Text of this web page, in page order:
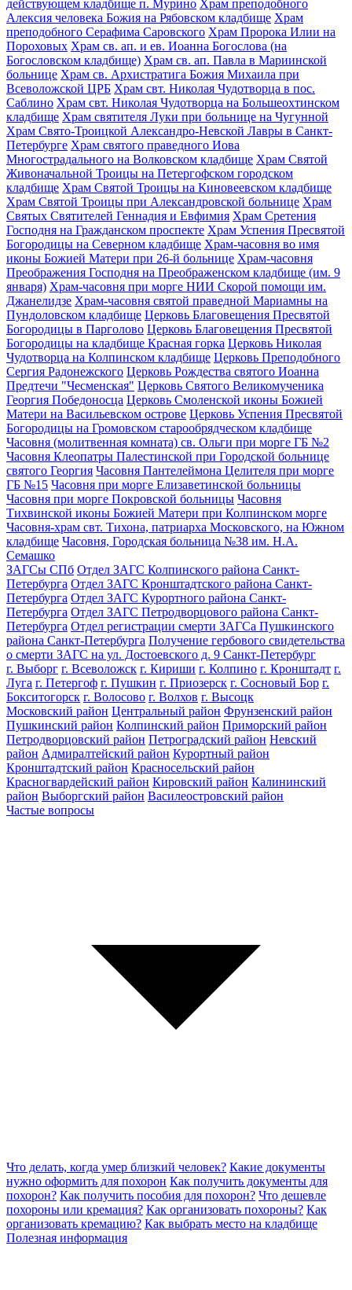
действующем кладбище п. Мурино Храм преподобного
Алексия человека Божия на Рябовском кладбище Храм
преподобного Серафима Саровского Храм Пророка Илии на
Пороховых Храм св. ап. и ев. Иоанна Богослова (на
Богословском кладбище) Храм св. ап. Павла в Мариинской
больнице Храм св. Архистратига Божия Михаила при
Всеволожской ЦРБ Храм свт. Николая Чудотворца в пос.
Саблино Храм свт. Николая Чудотворца на Большеохтинском
кладбище Храм святителя Луки при больнице на Чугунной
Храм Свято-Троицкой Александро-Невской Лавры в Санкт-
Петербурге Храм святого праведного Иова
Многострадального на Волковском кладбище Храм Святой
Живоначальной Троицы на Петергофском городском
кладбище Храм Святой Троицы на Киновеевском кладбище
Храм Святой Троицы при Александровской больнице Храм
Святых Святителей Геннадия и Евфимия Храм Сретения
Господня на Гражданском проспекте Храм Успения Пресвятой
Богородицы на Северном кладбище Храм-часовня во имя
иконы Божией Матери при 26-й больнице Храм-часовня
Преображения Господня на Преображенском кладбище (им. 9
января) Храм-часовня при морге НИИ Скорой помощи им.
Джанелидзе Храм-часовня святой праведной Мариамны на
Пундоловском кладбище Церковь Благовещения Пресвятой
Богородицы в Парголово Церковь Благовещения Пресвятой
Богородицы на кладбище Красная горка Церковь Николая
Чудотворца на Колпинском кладбище Церковь Преподобного
Сергия Радонежского Церковь Рождества святого Иоанна
Предтечи "Чесменская" Церковь Святого Великомученика
Георгия Победоносца Церковь Смоленской иконы Божией
Матери на Васильевском острове Церковь Успения Пресвятой
Богородицы на Громовском старообрядческом кладбище
Часовня (молитвенная комната) св. Ольги при морге ГБ №2
Часовня Клеопатры Палестинской при Городской больнице
святого Георгия Часовня Пантелеймона Целителя при морге
ГБ №15 Часовня при морге Елизаветинской больницы
Часовня при морге Покровской больницы Часовня
Тихвинской иконы Божией Матери при Колпинском морге
Часовня-храм свт. Тихона, патриарха Московского, на Южном
кладбище Часовня, Городская больница №38 им. Н.А.
Семашко
ЗАГСы СПб Отдел ЗАГС Колпинского района Санкт-
Петербурга Отдел ЗАГС Кронштадтского района Санкт-
Петербурга Отдел ЗАГС Курортного района Санкт-
Петербурга Отдел ЗАГС Петродворцового района Санкт-
Петербурга Отдел регистрации смерти ЗАГСа Пушкинского
района Санкт-Петербурга Получение гербового свидетельства
о смерти ЗАГС на ул. Достоевского д. 9 Санкт-Петербург
г. Выборг г. Всеволожск г. Кириши г. Колпино г. Кронштадт г.
Луга г. Петергоф г. Пушкин г. Приозерск г. Сосновый Бор г.
Бокситогорск г. Волосово г. Волхов г. Высоцк
Московский район Центральный район Фрунзенский район
Пушкинский район Колпинский район Приморский район
Петродворцовский район Петроградский район Невский
район Адмиралтейский район Курортный район
Кронштадтский район Красносельский район
Красногвардейский район Кировский район Калининский
район Выборгский район Василеостровский район
Частые вопросы
Что делать, когда умер близкий человек? Какие документы
нужно оформить для похорон Как получить документы для
похорон? Как получить пособия для похорон? Что дешевле
похороны или кремация? Как организовать похороны? Как
организовать кремацию? Как выбрать место на кладбище
Полезная информация